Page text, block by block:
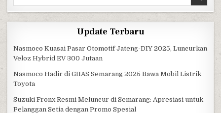
Update Terbaru
Nasmoco Kuasai Pasar Otomotif Jateng-DIY 2025, Luncurkan
Veloz Hybrid EV 300 Jutaan
Nasmoco Hadir di GIIAS Semarang 2025 Bawa Mobil Listrik
Toyota
Suzuki Fronx Resmi Meluncur di Semarang: Apresiasi untuk
Pelanggan Setia dengan Promo Spesial